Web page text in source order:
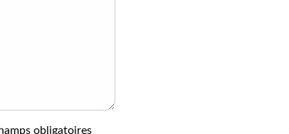
obligatoires